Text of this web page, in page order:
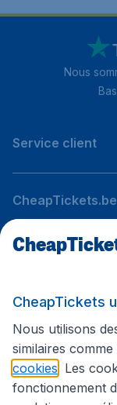
Nous
Service client
CheapTickets.be
Sites
Suivez
CheapTickets
Nous utilisons
similaires
cookies . Les
fonctionnement